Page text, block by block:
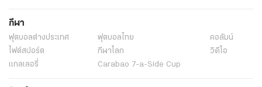
กีฬา
ฟุตบอลต่่างประเทศ ฟุตบอลไทย
คอลัมน์
ไฟต์สปอร์ต
กีฬาโลก
วิดีโอ
แกลเลอรี่
Carabao 7-a-Side Cup